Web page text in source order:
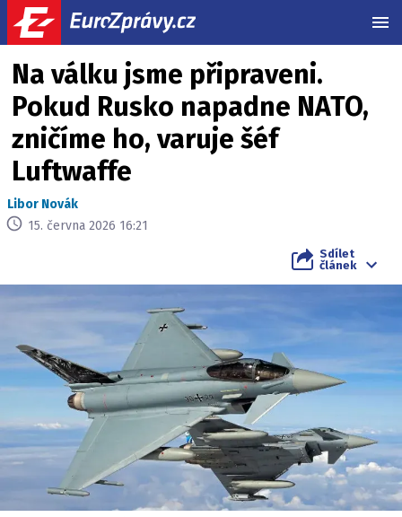
Na válku jsme připraveni.
Pokud Rusko napadne NATO,
zničíme ho, varuje šéf
Luftwaffe
Libor Novák
15. června 2026 16:21
Sdílet
článek